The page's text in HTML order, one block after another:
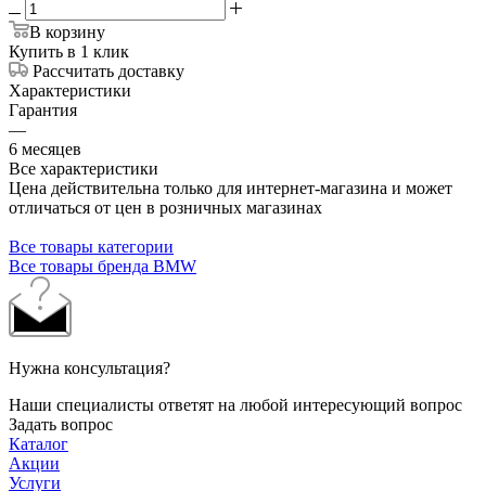
В корзину
Купить в 1 клик
Рассчитать доставку
Характеристики
Гарантия
—
6 месяцев
Все характеристики
Цена действительна только для интернет-магазина и может
отличаться от цен в розничных магазинах
Все товары категории
Все товары бренда BMW
Нужна консультация?
Наши специалисты ответят на любой интересующий вопрос
Задать вопрос
Каталог
Акции
Услуги